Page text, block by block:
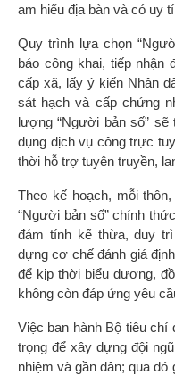
am hiểu địa bàn và có uy
Quy trình lựa chọn
báo công khai, tiếp nhận
cấp xã, lấy ý kiến Nhân
sát hạch và cấp chứng
lượng “Người bản số”
dụng dịch vụ công trực
thời hỗ trợ tuyên truyền,
Theo kế hoạch, mỗi
“Người bản số” chính
đảm tính kế thừa, duy
dựng cơ chế đánh giá
để kịp thời biểu dương,
không còn đáp ứng yêu
Việc ban hành Bộ tiêu
trọng để xây dựng đội
nhiệm và gần dân; qua đó